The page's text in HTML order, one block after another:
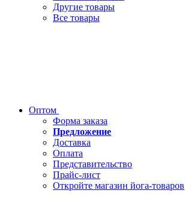
Другие товары
Все товары
Оптом
Форма заказа
Предложение
Доставка
Оплата
Представительство
Прайс-лист
Откройте магазин йога-товаров